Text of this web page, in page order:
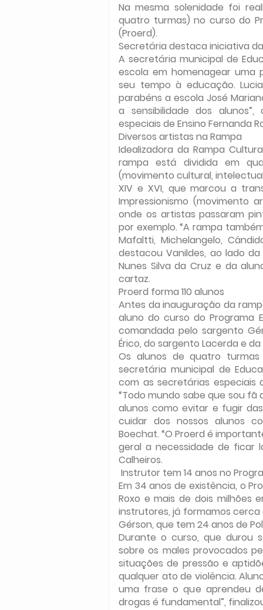
Na mesma solenidade foi
quatro turmas) no curso do
(Proerd).
Secretária destaca iniciativa
A secretária municipal de
escola em homenagear uma
seu tempo à educação.
parabéns a escola José
a sensibilidade dos
especiais de Ensino Fernanda
Diversos artistas na Rampa
Idealizadora da Rampa
rampa está dividida em
(movimento cultural,
XIV e XVI, que marcou a
Impressionismo (movimento
onde os artistas passaram
por exemplo. “A rampa
Mafaltti, Michelangelo,
destacou Vanildes, ao lado
Nunes Silva da Cruz e da
cartaz.
Proerd forma 110 alunos
Antes da inauguração da
aluno do curso do Programa
comandada pelo sargento
Érico, do sargento Lacerda e
Os alunos de quatro
secretária municipal de
com as secretárias especiais
“Todo mundo sabe que sou fã
alunos como evitar e fugir
cuidar dos nossos alunos
Boechat. “O Proerd é
geral a necessidade de ficar
Calheiros.
Instrutor tem 14 anos no
Em 34 anos de existência, o
Roxo e mais de dois milhões
instrutores, já formamos cerca
Gérson, que tem 24 anos de
Durante o curso, que durou
sobre os males provocados
situações de pressão e
qualquer ato de violência.
uma frase o que aprendeu
drogas é fundamental”,